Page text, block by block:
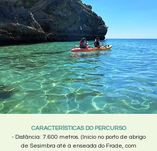
​CARACTERÍSTICAS DO PERCURSO
- Distância: 7.600 metros. (Inicio no porto de abrigo
de Sesimbra até à enseada do Frade, com